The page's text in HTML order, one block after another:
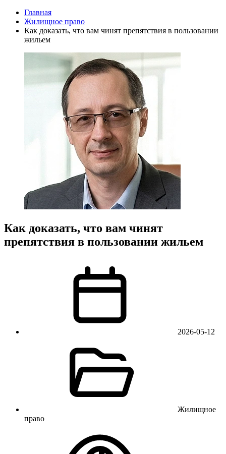
Главная
Жилищное право
Как доказать, что вам чинят препятствия в пользовании
жильем
Как доказать, что вам чинят
препятствия в пользовании жильем
2026-05-12
Жилищное
право